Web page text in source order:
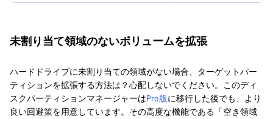
未割り当て領域のないボリュームを拡張
ハードドライブに未割り当ての領域がない場合、ターゲットパー
ティションを拡張する方法は？心配しないでください。このディ
スクパーティションマネージャーはPro版に移行した後でも、より
良い回避策を用意しています。その高度な機能である「空き領域